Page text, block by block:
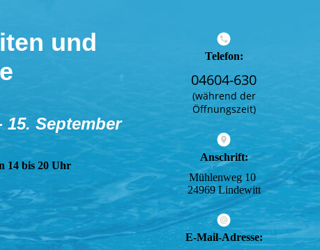
und
15. September
14 bis 20 Uhr
Telefon:
04604-630
(während der
Öffnungszeit)
Anschrift:
Mühlenweg 10
24969 Lindewitt
E-Mail-Adresse: